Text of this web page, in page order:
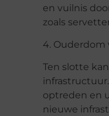
en vuilnis
zoals
4.
Ten slotte
optreden en
nieuwe